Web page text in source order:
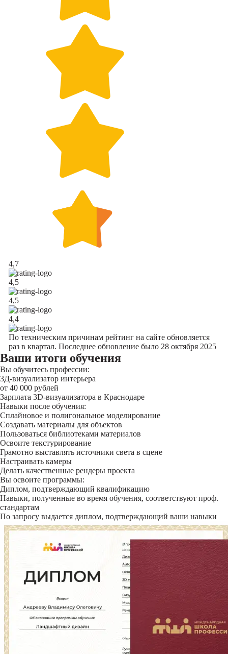
4,7
4,5
4,5
4,4
По техническим причинам рейтинг на сайте обновляется
раз в квартал. Последнее обновление было 28 октября 2025
Ваши итоги обучения
Вы обучитесь профессии:
3Д-визуализатор интерьера
от 40 000 рублей
Зарплата 3D-визуализатора в Краснодаре
Навыки после обучения:
Сплайновое и полигональное моделирование
Создавать материалы для объектов
Пользоваться библиотеками материалов
Освоите текстурирование
Грамотно выставлять источники света в сцене
Настраивать камеры
Делать качественные рендеры проекта
Вы освоите программы:
Диплом, подтверждающий квалификацию
Навыки, полученные во время обучения, соответствуют проф.
стандартам
По запросу выдается диплом, подтверждающий ваши навыки